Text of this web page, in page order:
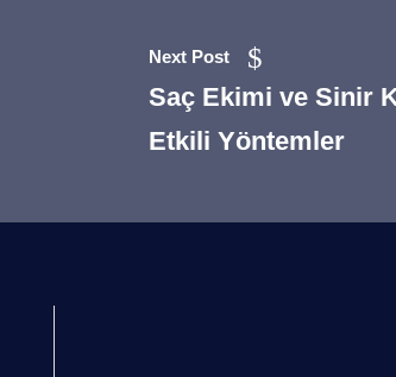
Next Post
Saç Ekimi ve Sinir
Etkili Yöntemler